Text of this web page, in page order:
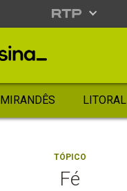
MIRANDÊS LITORAL
TÓPICO
Fé